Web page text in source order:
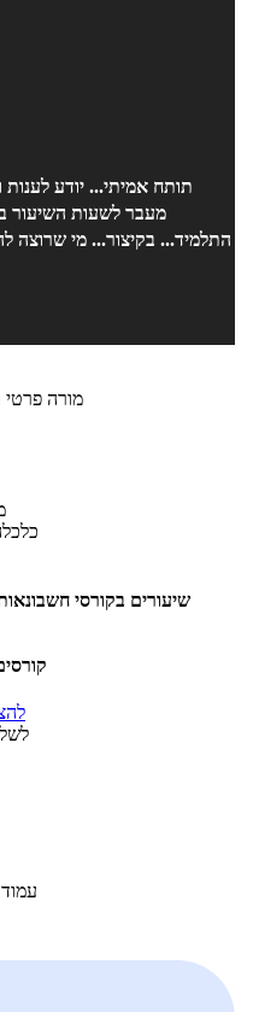
תותח אמיתי... יודע
מעבר לשעות השיעור
התלמיד... בקיצור... מי שרוצה
שיעורים בקורסי
עמוד 1 מתוך 1